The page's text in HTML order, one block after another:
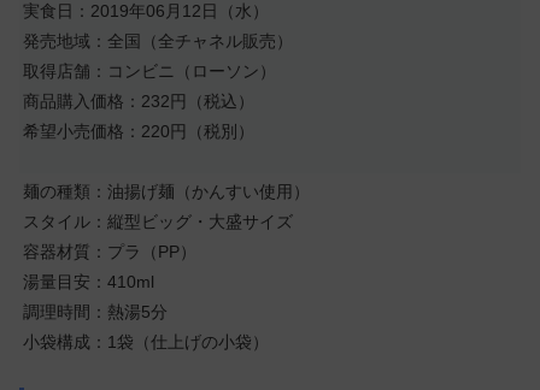
実食日：2019年06月12日（水）
発売地域：全国（全チャネル販売）
取得店舗：コンビニ（ローソン）
商品購入価格：232円（税込）
希望小売価格：220円（税別）
麺の種類：油揚げ麺（かんすい使用）
スタイル：縦型ビッグ・大盛サイズ
容器材質：プラ（PP）
湯量目安：410ml
調理時間：熱湯5分
小袋構成：1袋（仕上げの小袋）